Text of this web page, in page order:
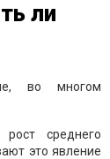
ли
во многом
среднего
это явление